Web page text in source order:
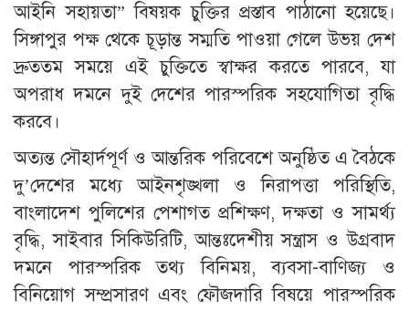
আইনি সহায়তা” বিষয়ক চুক্তির প্রস্তাব পাঠানো হয়েছে।
সিঙ্গাপুর পক্ষ থেকে চূড়ান্ত সম্মতি পাওয়া গেলে উভয় দেশ
দ্রুততম সময়ে এই চুক্তিতে স্বাক্ষর করতে পারবে, যা
অপরাধ দমনে দুই দেশের পারস্পরিক সহযোগিতা বৃদ্ধি
করবে।
অত্যন্ত সৌহার্দপূর্ণ ও আন্তরিক পরিবেশে অনুষ্ঠিত এ বৈঠকে
দু’দেশের মধ্যে আইনশৃঙ্খলা ও নিরাপত্তা পরিস্থিতি,
বাংলাদেশ পুলিশের পেশাগত প্রশিক্ষণ, দক্ষতা ও সামর্থ্য
বৃদ্ধি, সাইবার সিকিউরিটি, আন্তঃদেশীয় সন্ত্রাস ও উগ্রবাদ
দমনে পারস্পরিক তথ্য বিনিময়, ব্যবসা-বাণিজ্য ও
বিনিয়োগ সম্প্রসারণ এবং ফৌজদারি বিষয়ে পারস্পরিক